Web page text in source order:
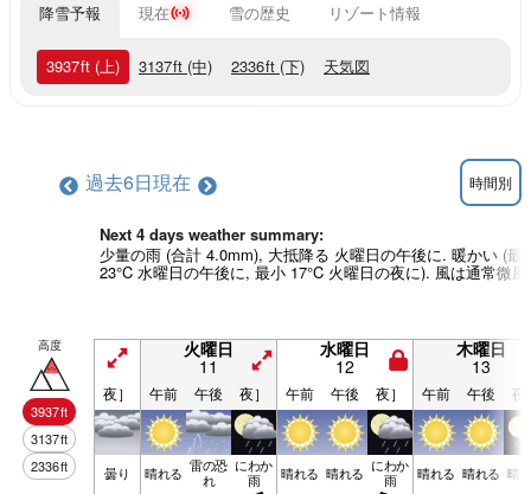
降雪予報 現在 雪の歴史 リゾート情報
3937ft (上) 3137ft (中) 2336ft (下) 天気図
過去6日現在 時間別
Next 4 days weather summary:
少量の雨 (合計 4.0mm), 大抵降る 火曜日の午後に. 暖かい (最
23°C 水曜日の午後に, 最小 17°C 火曜日の夜に). 風は通常微風.
高度
3937ft
3137ft
2336ft
火曜日
11
水曜日
12
木曜日
13
夜］ 午前 午後 夜］ 午前 午後 夜］ 午前 午後 夜
曇り 晴れる 雷の恐
れ
にわか
雨 晴れる 晴れる にわか
雨 晴れる 晴れる 晴